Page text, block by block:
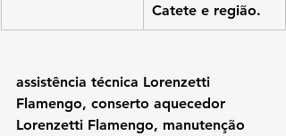
Catete e região.
assistência técnica Lorenzetti
Flamengo, conserto aquecedor
Lorenzetti Flamengo, manutenção